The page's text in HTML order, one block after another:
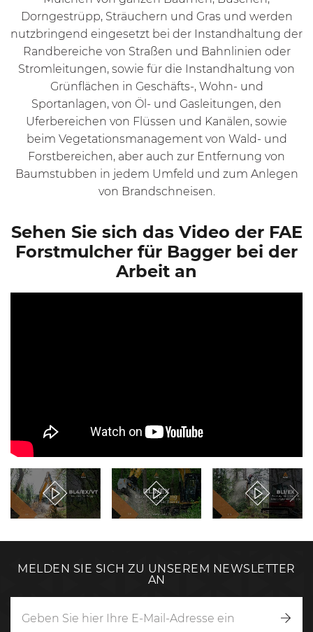
Dorngestrüpp, Sträuchern und Gras und werden
nutzbringend eingesetzt bei der Instandhaltung der
Randbereiche von Straßen und Bahnlinien oder
Stromleitungen, sowie für die Instandhaltung von
Grünflächen in Geschäfts-, Wohn- und
Sportanlagen, von Öl- und Gasleitungen, den
Uferbereichen von Flüssen und Kanälen, sowie
beim Vegetationsmanagement von Wald- und
Forstbereichen, aber auch zur Entfernung von
Baumstubben in jedem Umfeld und zum Anlegen
von Brandschneisen
Sehen Sie sich das Video der FAE
Forstmulcher für Bagger bei der
Arbeit an
MELDEN SIE SICH ZU UNSEREM NEWSLETTER
AN